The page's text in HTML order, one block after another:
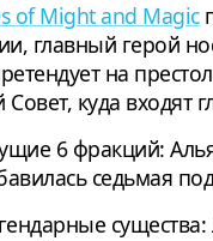
of Might and Magic
главный герой
на
куда входят
6 фракций:
седьмая